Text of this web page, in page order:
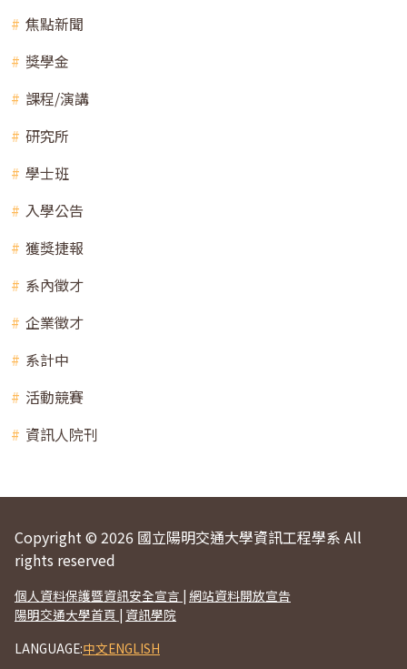
焦點新聞
獎學金
課程/演講
研究所
學士班
入學公告
獲獎捷報
系內徵才
企業徵才
系計中
活動競賽
資訊人院刊
Copyright © 2026 國立陽明交通大學資訊工程學系 All
rights reserved
個人資料保護暨資訊安全宣言 | 網站資料開放宣告
陽明交通大學首頁 | 資訊學院
LANGUAGE:中文ENGLISH